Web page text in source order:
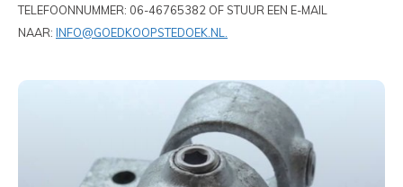
TELEFOONNUMMER: 06-46765382 OF STUUR EEN E-MAIL
NAAR: INFO@GOEDKOOPSTEDOEK.NL